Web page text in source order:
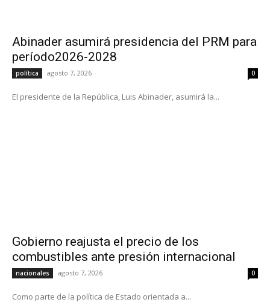
Abinader asumirá presidencia del PRM para
período2026-2028
política agosto 7, 2026 0
El presidente de la República, Luis Abinader, asumirá la...
Gobierno reajusta el precio de los
combustibles ante presión internacional
nacionales agosto 7, 2026 0
Como parte de la política de Estado orientada a...